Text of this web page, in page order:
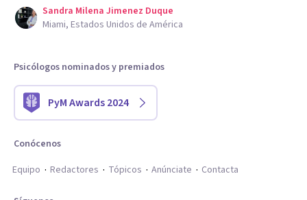
Sandra Milena Jimenez Duque
Miami, Estados Unidos de América
Psicólogos nominados y premiados
PyM Awards 2024
Conócenos
Equipo
Redactores Tópicos Anúnciate Contacta